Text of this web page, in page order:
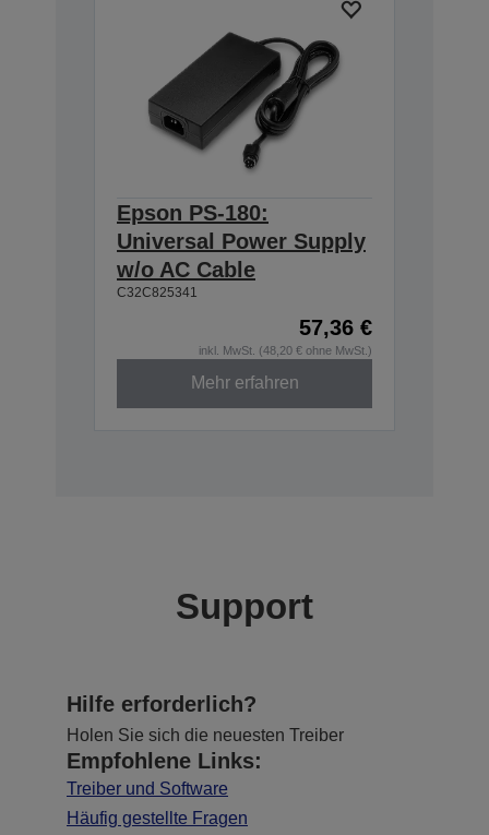
Epson PS-180:
Universal Power Supply
w/o AC Cable
C32C825341
57,36 €
inkl. MwSt. (48,20 € ohne MwSt.)
Mehr erfahren
Support
Hilfe erforderlich?
Holen Sie sich die neuesten Treiber
Empfohlene Links:
Treiber und Software
Häufig gestellte Fragen